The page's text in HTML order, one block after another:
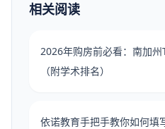
相关阅读
2026年购房前必看：南加
（附学术排名）
依诺教育手把手教你如何填